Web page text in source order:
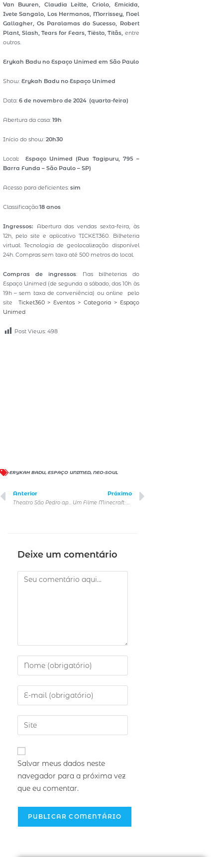
Van Buuren, Claudia Leitte, Criolo, Emicida,
Ivete Sangalo, Los Hermanos, Morrissey, Noel
Gallagher, Os Paralamas do Sucesso, Robert
Plant, Slash, Tears for Fears, Tiësto, Titãs, entre
outros.
Erykah Badu no Espaço Unimed em São Paulo
Show:Erykah Baduno Espaço Unimed
Data: 6 de novembro de 2024 (quarta-feira)
Abertura da casa:19h
Início do show:20h30
Local: Espaço Unimed (Rua Tagipuru, 795 –
Barra Funda – São Paulo – SP)
Acesso para deficientes: sim
Classificação:18 anos
Ingressos:
Abertura das vendas sexta-feira, às
12h, pelo site e aplicativo TICKET360. Bilheteria
virtual: Tecnologia de geolocalização disponível
24h. Compras sem taxa até 500 metros do local.
Compras de ingressos: Nas bilheterias do
Espaço Unimed (de segunda a sábado, das 10h às
19h – sem taxa de conveniência) ou online pelo
site Ticket360 > Eventos > Categoria > Espaço
Unimed
Post Views: 498
ERYKAH BADU, ESPAÇO UNIMED, NEO-SOUL
Anterior Próximo
Deixe um comentário
Salvar meus dados neste
navegador para a próxima vez
que eu comentar.